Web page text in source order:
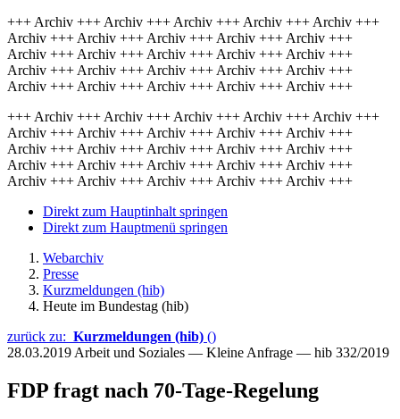
+++ Archiv +++ Archiv +++ Archiv +++ Archiv +++ Archiv +++
Archiv +++ Archiv +++ Archiv +++ Archiv +++ Archiv +++
Archiv +++ Archiv +++ Archiv +++ Archiv +++ Archiv +++
Archiv +++ Archiv +++ Archiv +++ Archiv +++ Archiv +++
Archiv +++ Archiv +++ Archiv +++ Archiv +++ Archiv +++
+++ Archiv +++ Archiv +++ Archiv +++ Archiv +++ Archiv +++
Archiv +++ Archiv +++ Archiv +++ Archiv +++ Archiv +++
Archiv +++ Archiv +++ Archiv +++ Archiv +++ Archiv +++
Archiv +++ Archiv +++ Archiv +++ Archiv +++ Archiv +++
Archiv +++ Archiv +++ Archiv +++ Archiv +++ Archiv +++
Direkt zum Hauptinhalt springen
Direkt zum Hauptmenü springen
Webarchiv
Presse
Kurzmeldungen (hib)
Heute im Bundestag (hib)
zurück zu: Kurzmeldungen (hib) ()
28.03.2019 Arbeit und Soziales — Kleine Anfrage — hib 332/2019
FDP fragt nach 70-Tage-Regelung